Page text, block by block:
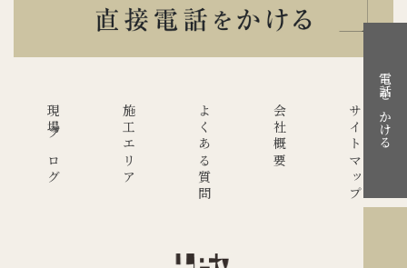
現場ブログ 施工エリア よくある質問 会社概要 サイトマップ 電話をかける